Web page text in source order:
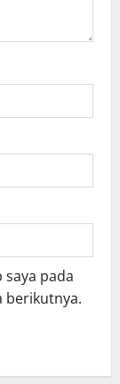
pada
berikutnya.